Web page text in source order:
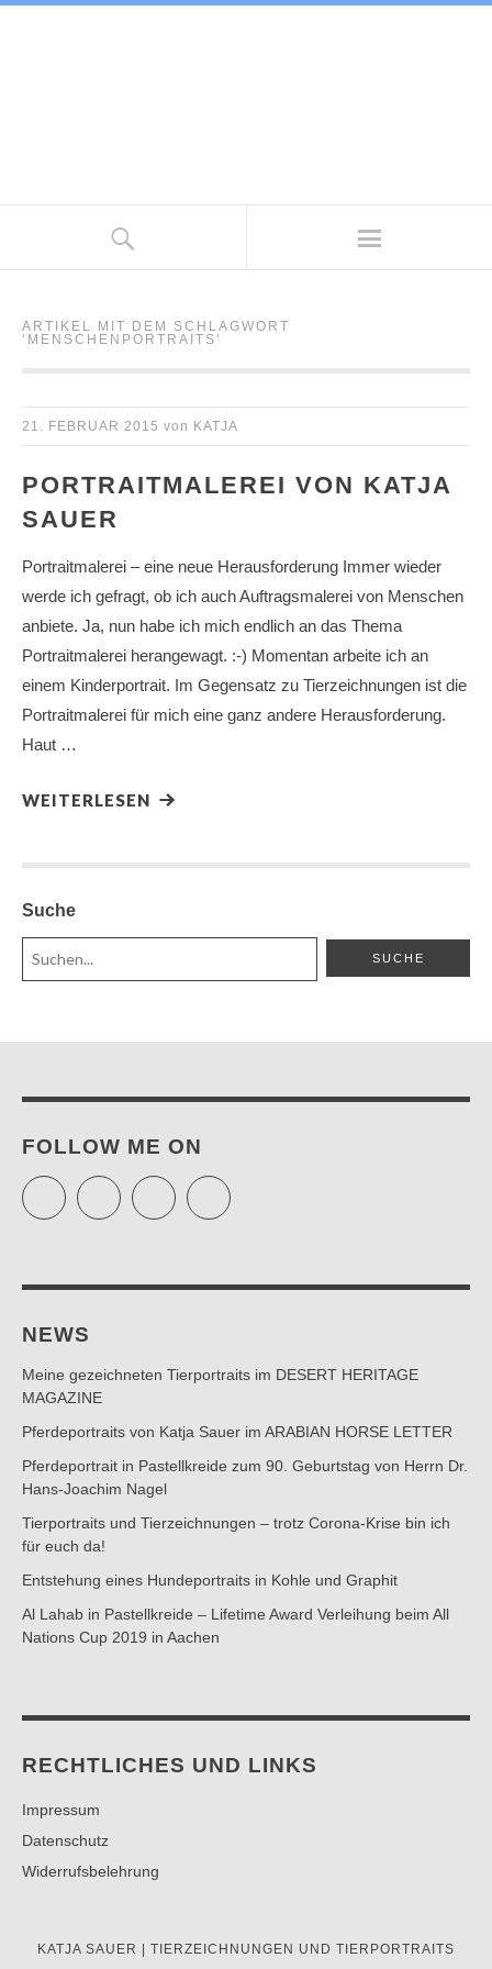
ARTIKEL MIT DEM SCHLAGWORT
‘ MENSCHENPORTRAITS ’
21. FEBRUAR 2015 von KATJA
PORTRAITMALEREI VON KATJA
SAUER
Portraitmalerei – eine neue Herausforderung Immer wieder
werde ich gefragt, ob ich auch Auftragsmalerei von Menschen
anbiete. Ja, nun habe ich mich endlich an das Thema
Portraitmalerei herangewagt. :-) Momentan arbeite ich an
einem Kinderportrait. Im Gegensatz zu Tierzeichnungen ist die
Portraitmalerei für mich eine ganz andere Herausforderung.
Haut …
WEITERLESEN
Suche
FOLLOW ME ON
Twitter FacebookInstagram
NEWS
Meine gezeichneten Tierportraits im DESERT HERITAGE
MAGAZINE
Pferdeportraits von Katja Sauer im ARABIAN HORSE LETTER
Pferdeportrait in Pastellkreide zum 90. Geburtstag von Herrn Dr.
Hans-Joachim Nagel
Tierportraits und Tierzeichnungen – trotz Corona-Krise bin ich
für euch da!
Entstehung eines Hundeportraits in Kohle und Graphit
Al Lahab in Pastellkreide – Lifetime Award Verleihung beim All
Nations Cup 2019 in Aachen
RECHTLICHES UND LINKS
Impressum
Datenschutz
Widerrufsbelehrung
KATJA SAUER | TIERZEICHNUNGEN UND TIERPORTRAITS